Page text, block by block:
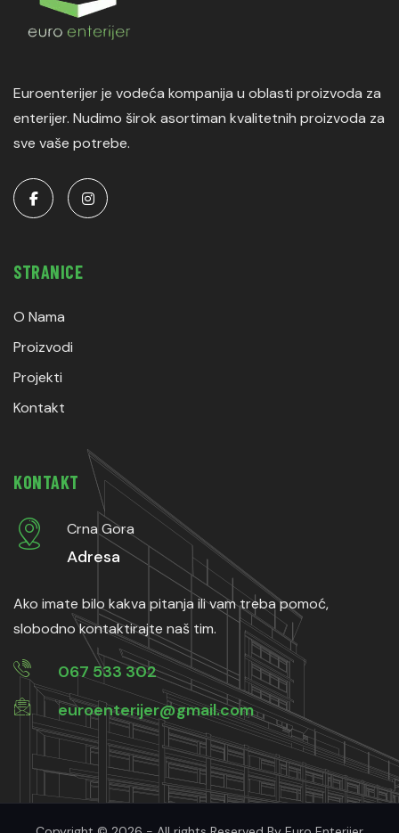
Euroenterijer je vodeća kompanija u oblasti proizvoda za
enterijer. Nudimo širok asortiman kvalitetnih proizvoda za
sve vaše potrebe.
STRANICE
O Nama
Proizvodi
Projekti
Kontakt
KONTAKT
Crna Gora
Adresa
Ako imate bilo kakva pitanja ili vam treba pomoć,
slobodno kontaktirajte naš tim.
067 533 302
euroenterijer@gmail.com